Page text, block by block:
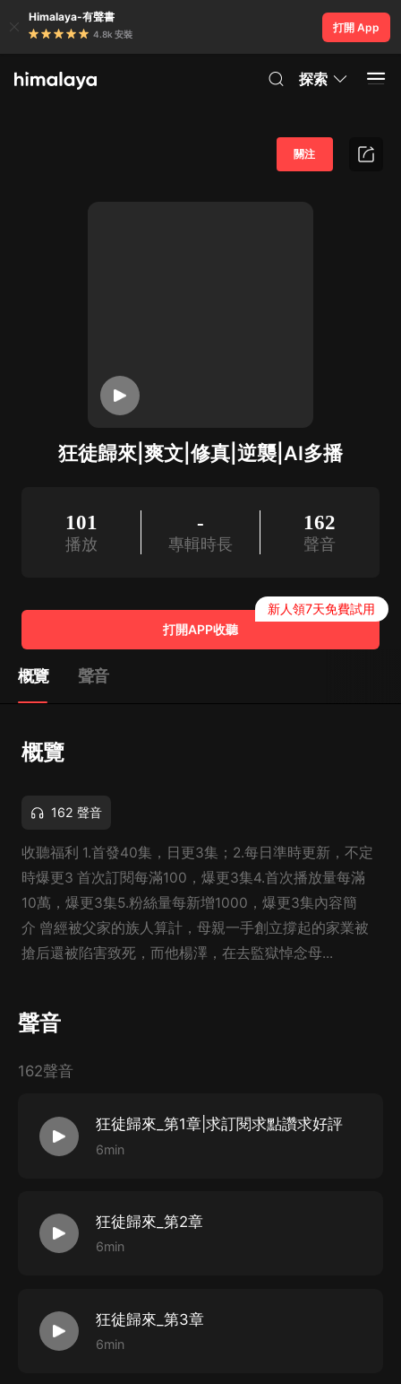
Himalaya-有聲書
4.8k 安裝
打開 App
探索
狂徒歸來|爽文|修真|逆襲|AI多播
關注
101
播放
-
專輯時長
162
聲音
打開APP收聽
新人領7天免費試用
概覽 聲音
概覽
162 聲音
收聽福利 1.首發40集，日更3集；2.每日準時更新，不定
時爆更3 首次訂閱每滿100，爆更3集4.首次播放量每滿
10萬，爆更3集5.粉絲量每新增1000，爆更3集內容簡
介 曾經被父家的族人算計，母親一手創立撐起的家業被
搶后還被陷害致死，而他楊澤，在去監獄悼念母...
聲音
162聲音
狂徒歸來_第1章|求訂閱求點讚求好評
6min
狂徒歸來_第2章
6min
狂徒歸來_第3章
6min